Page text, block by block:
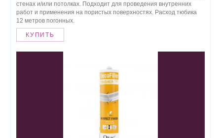
стенах и/или потолках. Подходит для проведения внутренних
работ и применения на пористых поверхностях. Расход тюбика
12 метров погонных.
КУПИТЬ